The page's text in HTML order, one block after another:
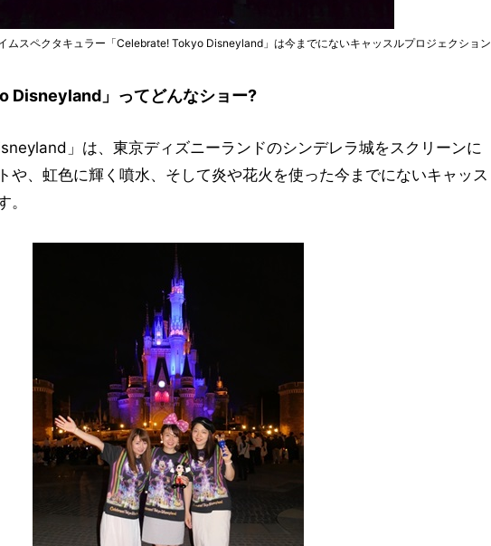
ムスペクタキュラー「Celebrate! Tokyo Disneyland」は今までにないキャッスルプロジェクション
Disneyland」ってどんなショー?
」は、東京ディズニーランドのシンデレラ城をスクリーンに
や、虹色に輝く噴水、そして炎や花火を使った今までにないキャッス
。